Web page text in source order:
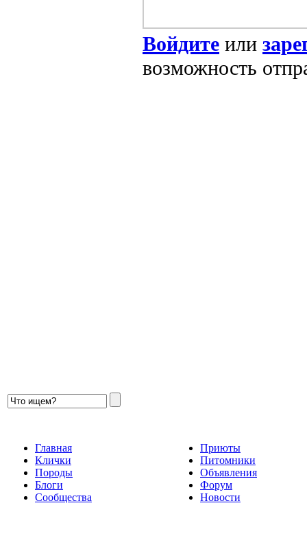
Войдите или
возможность
Главная
Клички
Породы
Блоги
Сообщества
Приюты
Питомники
Объявления
Форум
Новости